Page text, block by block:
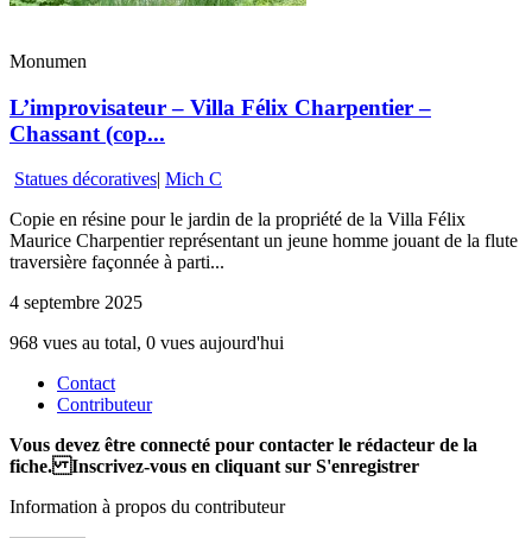
Monumen
L’improvisateur – Villa Félix Charpentier –
Chassant (cop...
Statues décoratives| Mich C
Copie en résine pour le jardin de la propriété de la Villa Félix
Maurice Charpentier représentant un jeune homme jouant de la flute
traversière façonnée à parti...
4 septembre 2025
968 vues au total, 0 vues aujourd'hui
Contact
Contributeur
Vous devez être connecté pour contacter le rédacteur de la
fiche. Inscrivez-vous en cliquant sur S'enregistrer
Information à propos du contributeur